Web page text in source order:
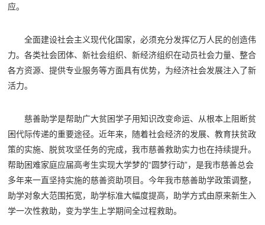
应。
全面建设社会主义现代化国家，必须充分发挥亿万人民的创造伟
力。各类社会团体、新社会组织、新经济组织在动员社会力量、整合
各方资源、提供专业服务等方面具有优势，为经济社会发展注入了新
活力。
慈善助学是帮助广大贫困学子用知识改变命运、从根本上阻断贫
困代际传递的重要途径。近年来，随着社会经济的发展、教育扶贫政
策的实施、脱贫攻坚任务的完成，我市慈善救助实力也在持续提升。
帮助困难家庭应届高考生实现大学梦的“圆梦行动”，是我市慈善总会
多年来一直坚持实施的慈善资助项目。今年我市慈善助学政策调整，
助学对象大范围拓宽，助学标准大幅度提高，助学方式由原来新生入
学一次性救助，变为学生上学期间全过程救助。